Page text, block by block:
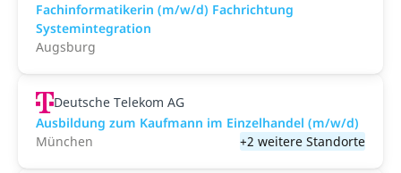
Fachinformatikerin (m/w/d) Fachrichtung
Systemintegration
Augsburg
Deutsche Telekom AG
Ausbildung zum Kaufmann im Einzelhandel (m/w/d)
München
+2 weitere Standorte